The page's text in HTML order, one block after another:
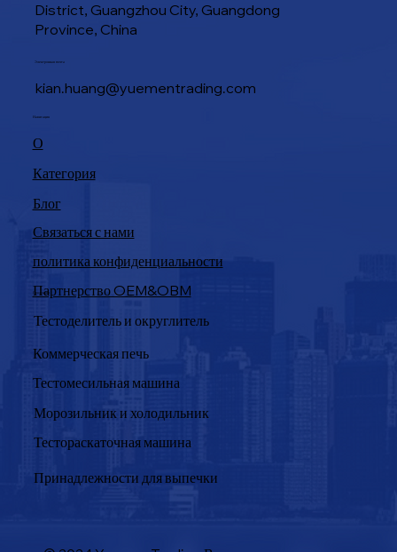
District, Guangzhou City, Guangdong
Province, China
kian.huang@yuementrading.com
Электронная почта
Навигация
О
Категория
Блог
политика конфиденциальности
Связаться с нами
Тестоделитель и округлитель
Продукция
Коммерческая печь
Тестомесильная машина
Морозильник и холодильник
Тестораскаточная машина
Принадлежности для выпечки
Партнерство OEM&OBM